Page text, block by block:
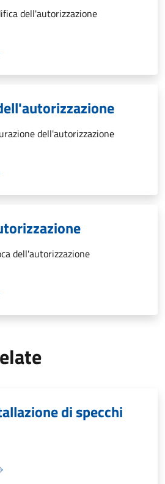
dell'autorizzazione
dell'autorizzazione
dell'autorizzazione
di specchi